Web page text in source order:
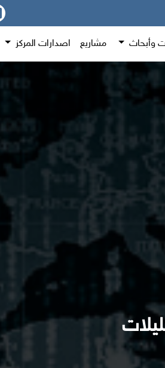
وأبحاث مشاريع اصدارات المركز